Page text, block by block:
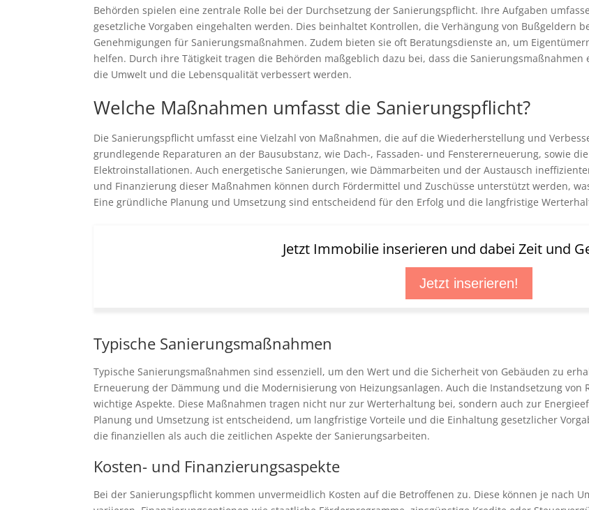
Behörden spielen eine zentrale Rolle bei der Durchsetzung der Sanierungspflicht. Ihre Aufgaben
gesetzliche Vorgaben eingehalten werden. Dies beinhaltet Kontrollen, die Verhängung von Bußgeldern
Genehmigungen für Sanierungsmaßnahmen. Zudem bieten sie oft Beratungsdienste an, um
helfen. Durch ihre Tätigkeit tragen die Behörden maßgeblich dazu bei, dass die
die Umwelt und die Lebensqualität verbessert werden.
Welche Maßnahmen umfasst die Sanierungspflicht?
Die Sanierungspflicht umfasst eine Vielzahl von Maßnahmen, die auf die Wiederherstellung und
grundlegende Reparaturen an der Bausubstanz, wie Dach-, Fassaden- und Fenstererneuerung, sowie
Elektroinstallationen. Auch energetische Sanierungen, wie Dämmarbeiten und der Austausch
und Finanzierung dieser Maßnahmen können durch Fördermittel und Zuschüsse unterstützt werden,
Eine gründliche Planung und Umsetzung sind entscheidend für den Erfolg und die langfristige
Jetzt Immobilie inserieren und dabei Zeit und
Jetzt inserieren!
Typische Sanierungsmaßnahmen
Typische Sanierungsmaßnahmen sind essenziell, um den Wert und die Sicherheit von Gebäuden zu
Erneuerung der Dämmung und die Modernisierung von Heizungsanlagen. Auch die Instandsetzung
wichtige Aspekte. Diese Maßnahmen tragen nicht nur zur Werterhaltung bei, sondern auch zur
Planung und Umsetzung ist entscheidend, um langfristige Vorteile und die Einhaltung gesetzlicher
die finanziellen als auch die zeitlichen Aspekte der Sanierungsarbeiten.
Kosten- und Finanzierungsaspekte
Bei der Sanierungspflicht kommen unvermeidlich Kosten auf die Betroffenen zu. Diese können je nach